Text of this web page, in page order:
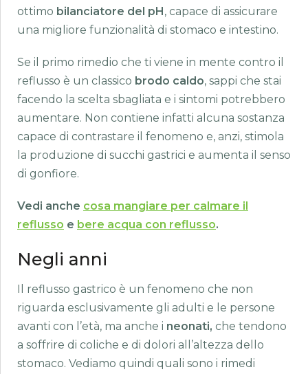
ottimo bilanciatore del pH, capace di assicurare
una migliore funzionalità di stomaco e intestino.
Se il primo rimedio che ti viene in mente contro il
reflusso è un classico brodo caldo, sappi che stai
facendo la scelta sbagliata e i sintomi potrebbero
aumentare. Non contiene infatti alcuna sostanza
capace di contrastare il fenomeno e, anzi, stimola
la produzione di succhi gastrici e aumenta il senso
di gonfiore.
Vedi anche cosa mangiare per calmare il
reflusso e bere acqua con reflusso.
Negli anni
Il reflusso gastrico è un fenomeno che non
riguarda esclusivamente gli adulti e le persone
avanti con l’età, ma anche i neonati, che tendono
a soffrire di coliche e di dolori all’altezza dello
stomaco. Vediamo quindi quali sono i rimedi